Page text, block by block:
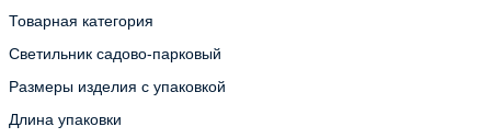
Товарная категория
Светильник садово-парковый
Размеры изделия с упаковкой
Длина упаковки